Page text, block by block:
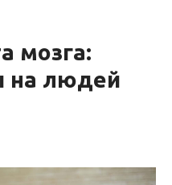
мозга:
на людей